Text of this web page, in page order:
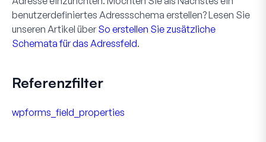
benutzerdefiniertes Adressschema erstellen? Lesen Sie
unseren Artikel über So erstellen Sie zusätzliche
Schemata für das Adressfeld.
Referenzfilter
wpforms_field_properties